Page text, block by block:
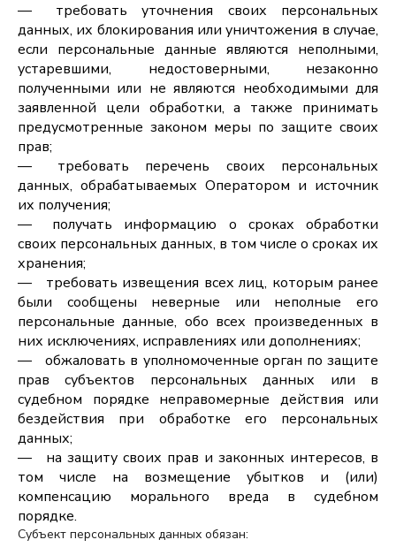
требовать уточнения своих персональных
данных, их блокирования или уничтожения в случае,
если персональные данные являются неполными,
устаревшими, недостоверными, незаконно
полученными или не являются необходимыми для
заявленной цели обработки, а также принимать
предусмотренные законом меры по защите своих
прав;
требовать перечень своих персональных
данных, обрабатываемых Оператором и источник
их получения;
получать информацию о сроках обработки
своих персональных данных, в том числе о сроках их
хранения;
требовать извещения всех лиц, которым ранее
были сообщены неверные или неполные его
персональные данные, обо всех произведенных в
них исключениях, исправлениях или дополнениях;
обжаловать в уполномоченные орган по защите
прав субъектов персональных данных или в
судебном порядке неправомерные действия или
бездействия при обработке его персональных
данных;
на защиту своих прав и законных интересов, в
том числе на возмещение убытков и (или)
компенсацию морального вреда в судебном
порядке.
Субъект персональных данных обязан: